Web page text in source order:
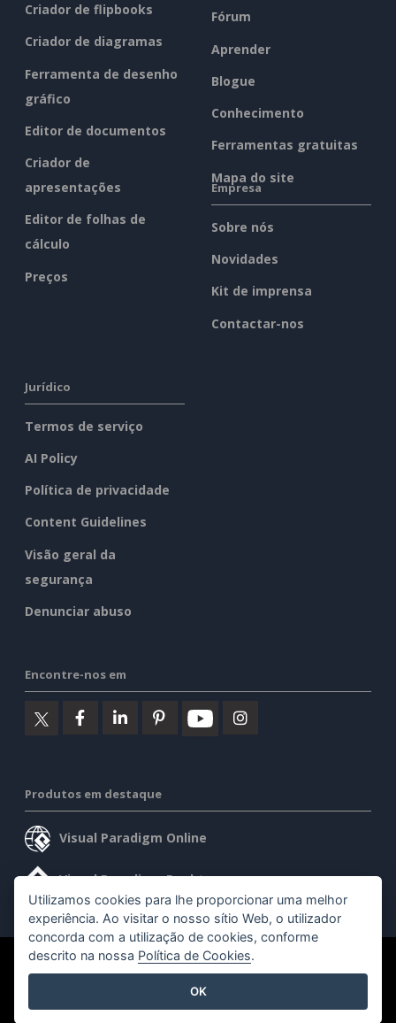
Criador de flipbooks
Criador de diagramas
Ferramenta de desenho
gráfico
Editor de documentos
Criador de
apresentações
Editor de folhas de
cálculo
Preços
Fórum
Aprender
Blogue
Conhecimento
Ferramentas gratuitas
Mapa do site
Empresa
Sobre nós
Novidades
Kit de imprensa
Contactar-nos
Jurídico
Termos de serviço
AI Policy
Política de privacidade
Content Guidelines
Visão geral da
segurança
Denunciar abuso
Encontre-nos em
Produtos em destaque
Visual Paradigm Online
Visual Paradigm Desktop
©2026 by Visual Paradigm. Todos os direitos reservados.
Utilizamos cookies para lhe proporcionar uma melhor
experiência. Ao visitar o nosso sítio Web, o utilizador
concorda com a utilização de cookies, conforme
descrito na nossa Política de Cookies.
OK